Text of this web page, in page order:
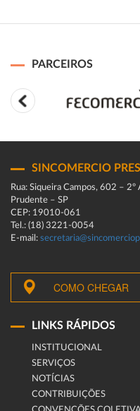
PARCEIROS
SINCOMERCIO
Rua: Siqueira Campos, 602 –
Prudente – SP
CEP: 19010-061
Tel.: (18) 3221-0054
E-mail:
COMO CHEGAR
LINKS RÁPIDOS
INSTITUCIONAL
SERVIÇOS
NOTÍCIAS
CONTRIBUIÇÕES